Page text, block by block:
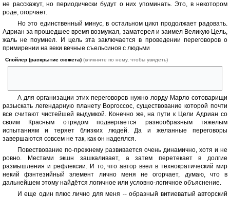
не расскажут, но периодически будут о них упоминать. Это, в некотором
роде, огорчает.
Но это единственный минус, в остальном цикл продолжает радовать.
Адриан за прошедшее время возмужал, заматерел и заимел Великую Цель,
жаль не поумнел. И цель эта заключается в проведении переговоров о
примирении на веки вечные съельсинов с людьми
Спойлер (раскрытие сюжета) (кликните по нему, чтобы увидеть)
А для организации этих переговоров нужно лорду Марло сотоварищи
разыскать легендарную планету Воргоссос, существование которой почти
все считают чистейшей выдумкой. Конечно же, на пути к Цели Адриан со
своим Красным отрядом подвергается разнообразным тяжелым
испытаниям и теряет близких людей. Да и желанные переговоры
завершаются совсем не так, как он надеялся.
Повествование по-прежнему развивается очень динамично, хотя и не
ровно. Местами экшн зашкаливает, а затем перетекает в долгие
размышления и рефлексии. И то, что автор ввел в технократический мир
некий фэнтезийный элемент лично меня не огорчает, думаю, что в
дальнейшем этому найдётся логичное или условно-логичное объяснение.
И еще один плюс лично для меня -- образный витиеватый авторский